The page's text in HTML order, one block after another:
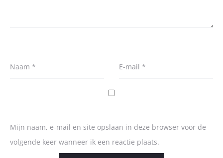
Naam * E-mail *
Mijn naam, e-mail en site opslaan in deze browser voor de
volgende keer wanneer ik een reactie plaats.